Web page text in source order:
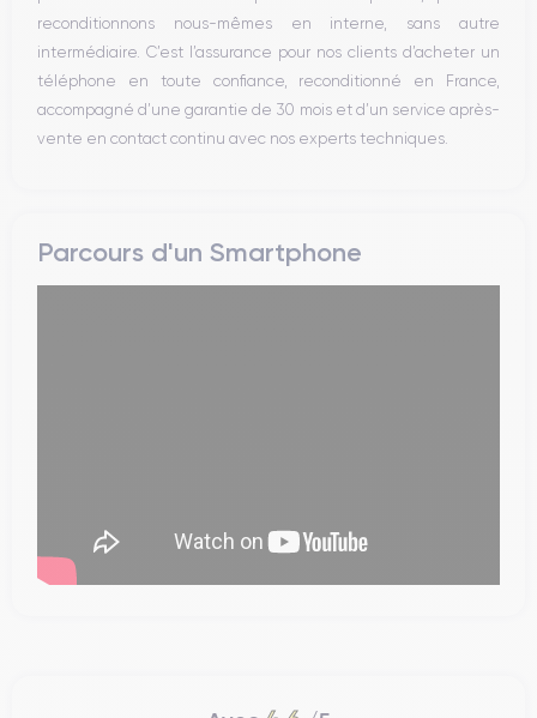
reconditionnons nous-mêmes en interne, sans autre
intermédiaire. C’est l’assurance pour nos clients d’acheter un
téléphone en toute confiance, reconditionné en France,
accompagné d’une garantie de 30 mois et d’un service après-
vente en contact continu avec nos experts techniques.
Parcours d'un Smartphone